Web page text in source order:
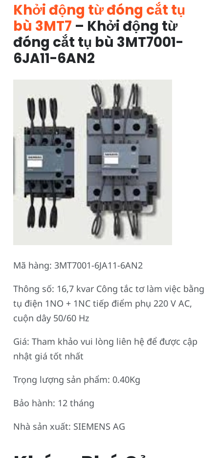
Khởi động từ đóng cắt tụ
bù 3MT7 – Khởi động từ
đóng cắt tụ bù 3MT7001-
6JA11-6AN2
Mã hàng: 3MT7001-6JA11-6AN2
Thông số: 16,7 kvar Công tắc tơ làm việc bằng
tụ điện 1NO + 1NC tiếp điểm phụ 220 V AC,
cuộn dây 50/60 Hz
Giá: Tham khảo vui lòng liên hệ để được cập
nhật giá tốt nhất
Trọng lượng sản phẩm: 0.40Kg
Bảo hành: 12 tháng
Nhà sản xuất: SIEMENS AG